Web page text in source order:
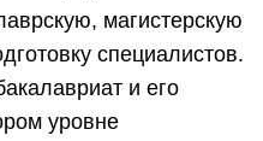
магистерскую
специалистов.
и его
уровне